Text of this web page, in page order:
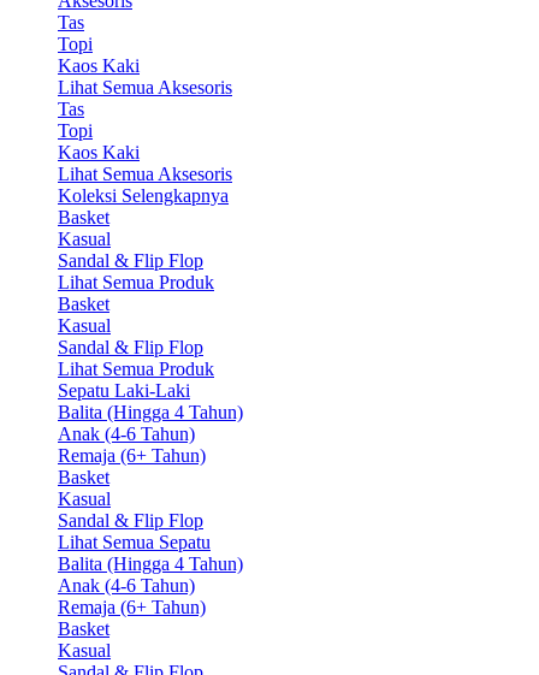
Tas
Topi
Kaos Kaki
Lihat Semua Aksesoris
Tas
Topi
Kaos Kaki
Lihat Semua Aksesoris
Koleksi Selengkapnya
Basket
Kasual
Sandal & Flip Flop
Lihat Semua Produk
Basket
Kasual
Sandal & Flip Flop
Lihat Semua Produk
Sepatu Laki-Laki
Balita (Hingga 4 Tahun)
Anak (4-6 Tahun)
Remaja (6+ Tahun)
Basket
Kasual
Sandal & Flip Flop
Lihat Semua Sepatu
Balita (Hingga 4 Tahun)
Anak (4-6 Tahun)
Remaja (6+ Tahun)
Basket
Kasual